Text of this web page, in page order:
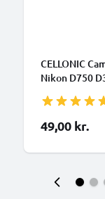
CELLONIC
Nikon D750
bagcover låg
49,00 kr.